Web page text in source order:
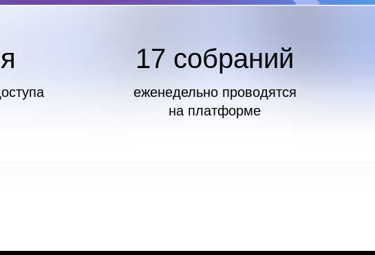
17 собраний
еженедельно проводятся
на платформе